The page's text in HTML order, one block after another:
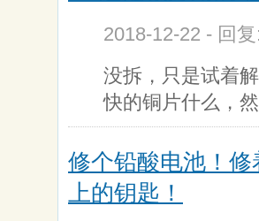
2018-12-22 - 回
没拆，只是试着
快的铜片什么，
修个铅酸电池！
上的钥匙！